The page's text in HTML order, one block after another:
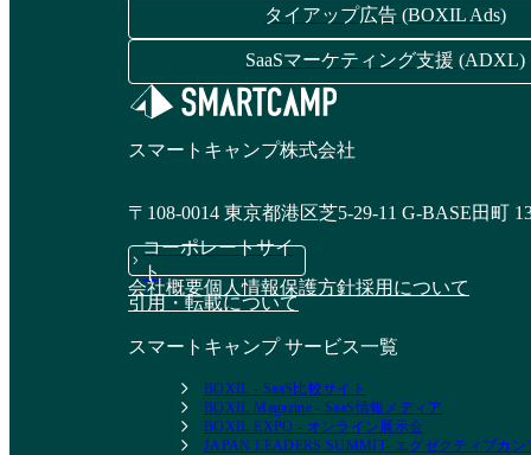
タイアップ広告 (BOXIL Ads)
SaaSマーケティング支援 (ADXL)
スマートキャンプ株式会社
〒108-0014 東京都港区芝5-29-11 G-BASE田町
コーポレートサイ
ト
会社概要個人情報保護方針採用について
引用・転載について
スマートキャンプ サービス一覧
BOXIL - SaaS比較サイト
BOXIL Magazine - SaaS情報メディア
BOXIL EXPO - オンライン展示会
JAPAN LEADERS SUMMIT- エグゼクティブカン